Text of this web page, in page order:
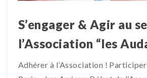
S’engager & Agir au
l’Association “les
Adhérer à l’Association !